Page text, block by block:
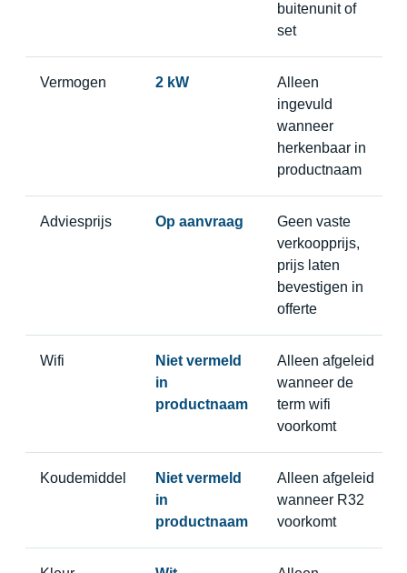
buitenunit of
set
Vermogen 2 kW
Alleen
ingevuld
wanneer
herkenbaar in
productnaam
Adviesprijs Op aanvraag
Geen vaste
verkoopprijs,
prijs laten
bevestigen in
offerte
Wifi
Niet vermeld
in
productnaam
Alleen afgeleid
wanneer de
term wifi
voorkomt
Koudemiddel
Niet vermeld
in
productnaam
Alleen afgeleid
wanneer R32
voorkomt